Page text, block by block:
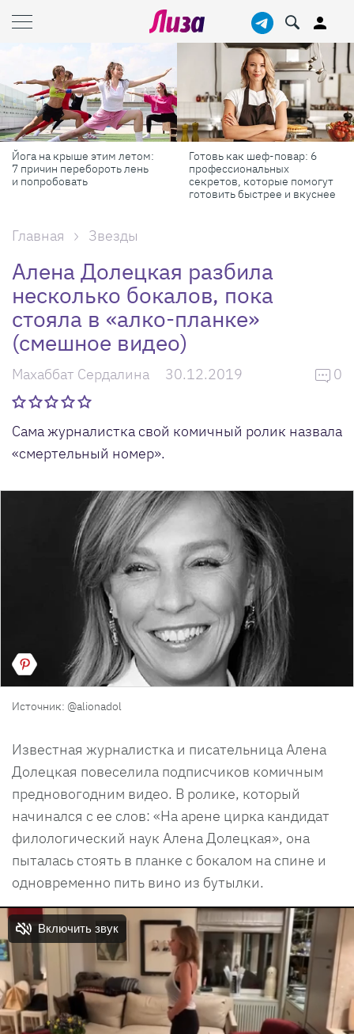
Йога на крыше этим летом:
7 причин перебороть лень
и попробовать
Готовь как шеф-повар: 6
профессиональных
секретов, которые помогут
готовить быстрее и вкуснее
Главная Звезды
Алена Долецкая разбила
несколько бокалов, пока
стояла в «алко-планке»
(смешное видео)
Махаббат Сердалина 30.12.2019 0
Сама журналистка свой комичный ролик назвала
«смертельный номер».
Источник: @alionadol
Известная журналистка и писательница Алена
Долецкая повеселила подписчиков комичным
предновогодним видео. В ролике, который
начинался с ее слов: «На арене цирка кандидат
филологический наук Алена Долецкая», она
пыталась стоять в планке с бокалом на спине и
одновременно пить вино из бутылки.